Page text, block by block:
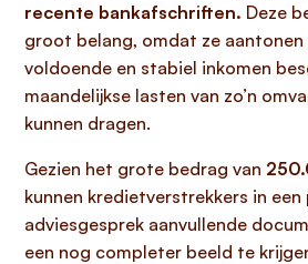
recente bankafschriften. Deze
groot belang, omdat ze
voldoende en stabiel inkomen
maandelijkse lasten van zo’n
kunnen dragen.
Gezien het grote bedrag van
kunnen kredietverstrekkers in een
adviesgesprek aanvullende
een nog completer beeld te